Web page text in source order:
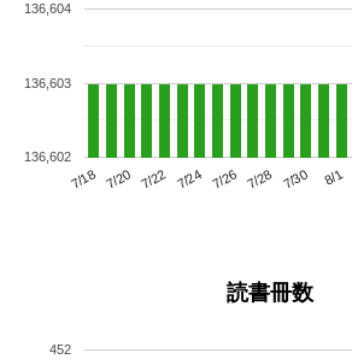
7/18 7/20 7/22 7/24 7/26 7/28 7/30 8/1
136,602
136,603
136,604
読書冊数
452